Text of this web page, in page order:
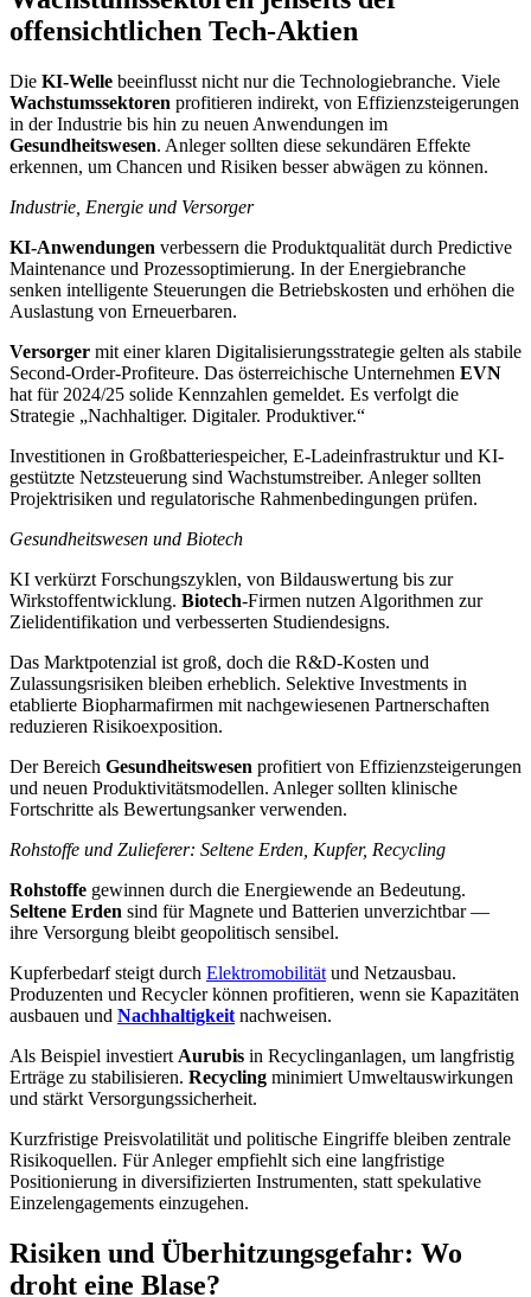
offensichtlichen Tech-Aktien
Die KI-Welle beeinflusst nicht nur die Technologiebranche. Viele
Wachstumssektoren profitieren indirekt, von Effizienzsteigerungen
in der Industrie bis hin zu neuen Anwendungen im
Gesundheitswesen. Anleger sollten diese sekundären Effekte
erkennen, um Chancen und Risiken besser abwägen zu können.
Industrie, Energie und Versorger
KI-Anwendungen verbessern die Produktqualität durch Predictive
Maintenance und Prozessoptimierung. In der Energiebranche
senken intelligente Steuerungen die Betriebskosten und erhöhen die
Auslastung von Erneuerbaren.
Versorger mit einer klaren Digitalisierungsstrategie gelten als stabile
Second-Order-Profiteure. Das österreichische Unternehmen EVN
hat für 2024/25 solide Kennzahlen gemeldet. Es verfolgt die
Strategie „Nachhaltiger. Digitaler. Produktiver.“
Investitionen in Großbatteriespeicher, E-Ladeinfrastruktur und KI-
gestützte Netzsteuerung sind Wachstumstreiber. Anleger sollten
Projektrisiken und regulatorische Rahmenbedingungen prüfen.
Gesundheitswesen und Biotech
KI verkürzt Forschungszyklen, von Bildauswertung bis zur
Wirkstoffentwicklung. Biotech-Firmen nutzen Algorithmen zur
Zielidentifikation und verbesserten Studiendesigns.
Das Marktpotenzial ist groß, doch die R&D-Kosten und
Zulassungsrisiken bleiben erheblich. Selektive Investments in
etablierte Biopharmafirmen mit nachgewiesenen Partnerschaften
reduzieren Risikoexposition.
Der Bereich Gesundheitswesen profitiert von Effizienzsteigerungen
und neuen Produktivitätsmodellen. Anleger sollten klinische
Fortschritte als Bewertungsanker verwenden.
Rohstoffe und Zulieferer: Seltene Erden, Kupfer, Recycling
Rohstoffe gewinnen durch die Energiewende an Bedeutung.
Seltene Erden sind für Magnete und Batterien unverzichtbar —
ihre Versorgung bleibt geopolitisch sensibel.
Kupferbedarf steigt durch Elektromobilität und Netzausbau.
Produzenten und Recycler können profitieren, wenn sie Kapazitäten
ausbauen und Nachhaltigkeit nachweisen.
Als Beispiel investiert Aurubis in Recyclinganlagen, um langfristig
Erträge zu stabilisieren. Recycling minimiert Umweltauswirkungen
und stärkt Versorgungssicherheit.
Kurzfristige Preisvolatilität und politische Eingriffe bleiben zentrale
Risikoquellen. Für Anleger empfiehlt sich eine langfristige
Positionierung in diversifizierten Instrumenten, statt spekulative
Einzelengagements einzugehen.
Risiken und Überhitzungsgefahr: Wo
droht eine Blase?